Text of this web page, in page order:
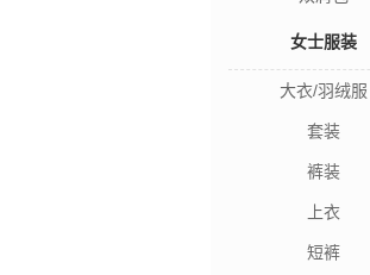
女士服装
大衣/羽绒服
套装
裤装
上衣
短裤